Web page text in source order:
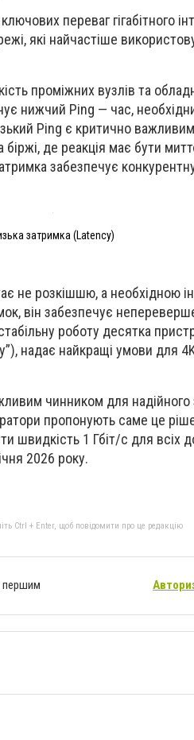
переваг гігабітного
які найчастіше
проміжних вузлів та
нижчий Ping — час,
Ping є критично
біржі, де реакція має бути
забезпечує
затримка (Latency)
не розкішшю, а необхідною
він забезпечує
роботу десятка
надає найкращі умови для
чинником для надійного
пропонують саме це
швидкість 1 Гбіт/с для всіх
2026 року.
Ctrl + Enter, щоб повідомити про це редакцію
першим